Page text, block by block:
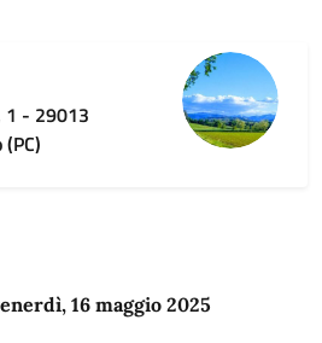
1 - 29013
16 maggio 2025